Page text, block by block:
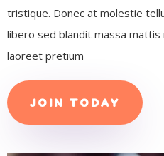
tristique. Donec at molestie
libero sed blandit massa mattis
laoreet pretium
JOIN TODAY